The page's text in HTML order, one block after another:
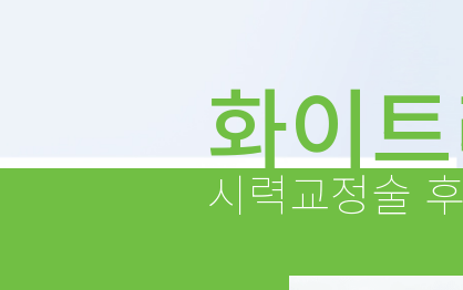
화이
시력교정술